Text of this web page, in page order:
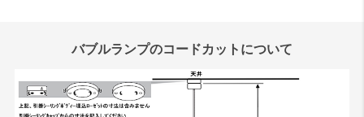
バブルランプのコードカットについて